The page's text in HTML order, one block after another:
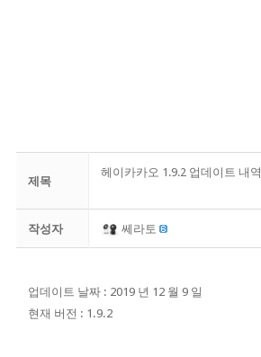
제목
헤이카카오 1.9.2 업데이트 내역
작성자 쎄라토
업데이트 날짜 : 2019 년 12 월 9 일
현재 버전 : 1.9.2